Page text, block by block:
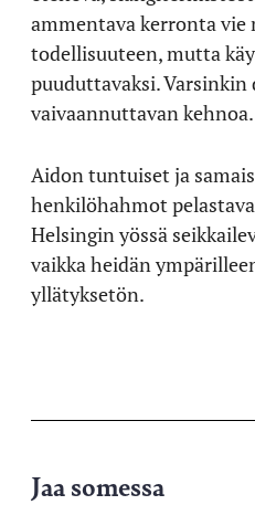
ammentava kerronta vie
todellisuuteen, mutta
puuduttavaksi.
vaivaannuttavan kehnoa.
Aidon tuntuiset ja
henkilöhahmot
Helsingin yössä
vaikka heidän
yllätyksetön.
Jaa somessa